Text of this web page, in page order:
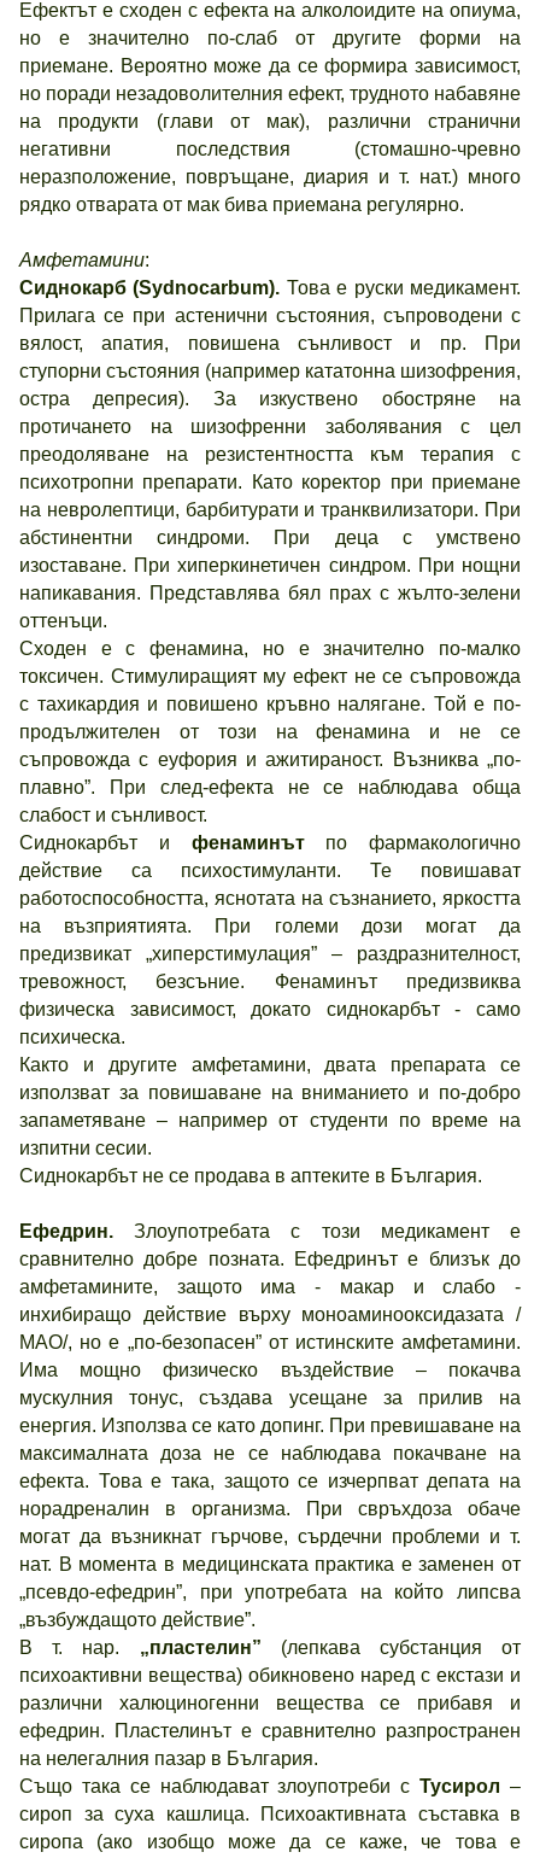
Ефектът е сходен с ефекта на алколоидите на опиума,
но е значително по-слаб от другите форми на
приемане. Вероятно може да се формира зависимост,
но поради незадоволителния ефект, трудното набавяне
на продукти (глави от мак), различни странични
негативни последствия (стомашно-чревно
неразположение, повръщане, диария и т. нат.) много
рядко отварата от мак бива приемана регулярно.
Амфетамини:
Сиднокарб (Sydnocarbum). Това е руски медикамент.
Прилага се при астенични състояния, съпроводени с
вялост, апатия, повишена сънливост и пр. При
ступорни състояния (например кататонна шизофрения,
остра депресия). За изкуствено обостряне на
протичането на шизофренни заболявания с цел
преодоляване на резистентността към терапия с
психотропни препарати. Като коректор при приемане
на невролептици, барбитурати и транквилизатори. При
абстинентни синдроми. При деца с умствено
изоставане. При хиперкинетичен синдром. При нощни
напикавания. Представлява бял прах с жълто-зелени
оттенъци.
Сходен е с фенамина, но е значително по-малко
токсичен. Стимулиращият му ефект не се съпровожда
с тахикардия и повишено кръвно налягане. Той е по-
продължителен от този на фенамина и не се
съпровожда с еуфория и ажитираност. Възниква „по-
плавно”. При след-ефекта не се наблюдава обща
слабост и сънливост.
Сиднокарбът и фенаминътпо фармакологично
действие са психостимуланти. Те повишават
работоспособността, яснотата на съзнанието, яркостта
на възприятията. При големи дози могат да
предизвикат „хиперстимулация” – раздразнителност,
тревожност, безсъние. Фенаминът предизвиква
физическа зависимост, докато сиднокарбът - само
психическа.
Както и другите амфетамини, двата препарата се
използват за повишаване на вниманието и по-добро
запаметяване – например от студенти по време на
изпитни сесии.
Сиднокарбът не се продава в аптеките в България.
Ефедрин. Злоупотребата с този медикамент е
сравнително добре позната. Ефедринът е близък до
амфетамините, защото има - макар и слабо -
инхибиращо действие върху моноаминооксидазата /
МАО/, но е „по-безопасен” от истинските амфетамини.
Има мощно физическо въздействие – покачва
мускулния тонус, създава усещане за прилив на
енергия. Използва се като допинг. При превишаване на
максималната доза не се наблюдава покачване на
ефекта. Това е така, защото се изчерпват депата на
норадреналин в организма. При свръхдоза обаче
могат да възникнат гърчове, сърдечни проблеми и т.
нат. В момента в медицинската практика е заменен от
„псевдо-ефедрин”, при употребата на който липсва
„възбуждащото действие”.
В т. нар. „пластелин” (лепкава субстанция от
психоактивни вещества) обикновено наред с екстази и
различни халюциногенни вещества се прибавя и
ефедрин. Пластелинът е сравнително разпространен
на нелегалния пазар в България.
Също така се наблюдават злоупотреби сТусирол –
сироп за суха кашлица. Психоактивната съставка в
сиропа (ако изобщо може да се каже, че това е